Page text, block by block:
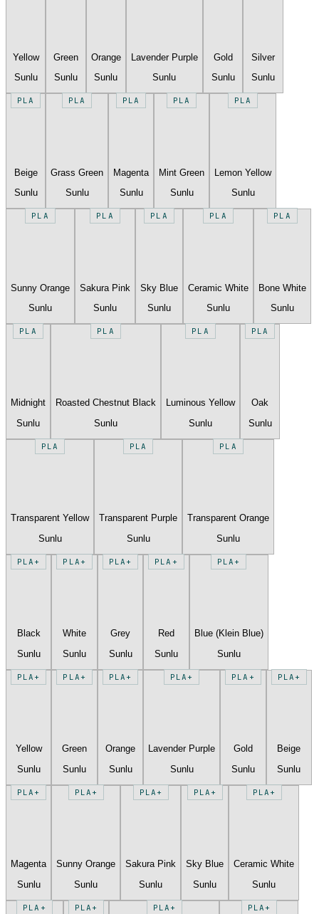
Yellow
Sunlu
Green
Sunlu
Orange
Sunlu
Lavender Purple
Sunlu
Gold
Sunlu
Silver
Sunlu
PLA
Beige
Sunlu
PLA
Grass Green
Sunlu
PLA
Magenta
Sunlu
PLA
Mint Green
Sunlu
PLA
Lemon Yellow
Sunlu
PLA
Sunny Orange
Sunlu
PLA
Sakura Pink
Sunlu
PLA
Sky Blue
Sunlu
PLA
Ceramic White
Sunlu
PLA
Bone White
Sunlu
PLA
Midnight
Sunlu
PLA
Roasted Chestnut Black
Sunlu
PLA
Luminous Yellow
Sunlu
PLA
Oak
Sunlu
PLA
Transparent Yellow
Sunlu
PLA
Transparent Purple
Sunlu
PLA
Transparent Orange
Sunlu
PLA+
Black
Sunlu
PLA+
White
Sunlu
PLA+
Grey
Sunlu
PLA+
Red
Sunlu
PLA+
Blue (Klein Blue)
Sunlu
PLA+
Yellow
Sunlu
PLA+
Green
Sunlu
PLA+
Orange
Sunlu
PLA+
Lavender Purple
Sunlu
PLA+
Gold
Sunlu
PLA+
Beige
Sunlu
PLA+
Magenta
Sunlu
PLA+
Sunny Orange
Sunlu
PLA+
Sakura Pink
Sunlu
PLA+
Sky Blue
Sunlu
PLA+
Ceramic White
Sunlu
PLA+ PLA+ PLA+ PLA+